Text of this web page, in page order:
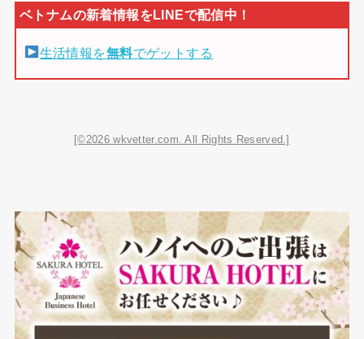
生活情報を無料でゲットする
[©2026 wkvetter.com. All Rights Reserved.]